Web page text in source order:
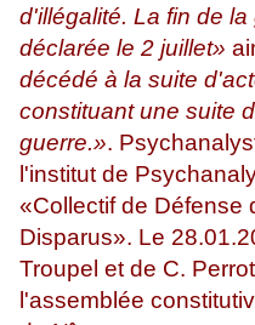
d'illégalité. La fin de
déclarée le 2 juillet»
décédé à la suite
constituant une suite
guerre.».
l'institut de
«Collectif de Défense
Disparus». Le
Troupel et de C.
l'assemblée